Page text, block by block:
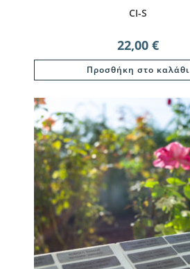
CI-S
22,00 €
Προσθήκη στο καλάθι